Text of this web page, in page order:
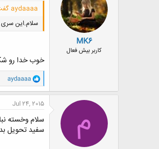
ا
MK6
کاربر بیش فعال
aydaaaa گفت:
سلام.این سری
خوب خدا رو
و
ا
ک
ش
ه
ا
:
aydaaaa
م Jul 24, 2015
سلام وخسته
سفید تحویل